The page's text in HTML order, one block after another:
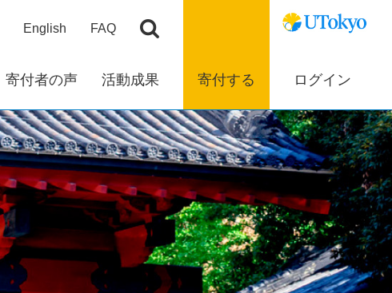
English FAQ
寄付者の声 活動成果 寄付する ログイン